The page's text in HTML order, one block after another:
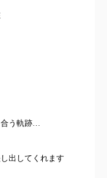
合う軌跡…
出してくれます